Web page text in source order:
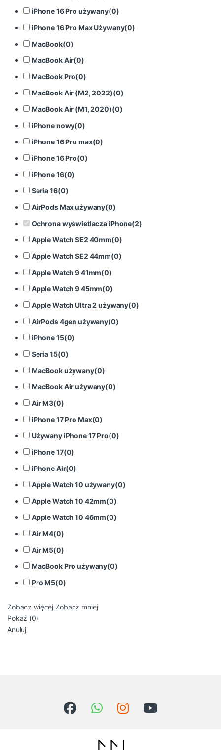
iPhone 16 Pro używany(0)
iPhone 16 Pro Max Używany(0)
MacBook(0)
MacBook Air(0)
MacBook Pro(0)
MacBook Air (M2, 2022)(0)
MacBook Air (M1, 2020)(0)
iPhone nowy(0)
iPhone 16 Pro max(0)
iPhone 16 Pro(0)
iPhone 16(0)
Seria 16(0)
AirPods Max używany(0)
Ochrona wyświetlacza iPhone(2)
Apple Watch SE2 40mm(0)
Apple Watch SE2 44mm(0)
Apple Watch 9 41mm(0)
Apple Watch 9 45mm(0)
Apple Watch Ultra 2 używany(0)
AirPods 4gen używany(0)
iPhone 15(0)
Seria 15(0)
MacBook używany(0)
MacBook Air używany(0)
Air M3(0)
iPhone 17 Pro Max(0)
Używany iPhone 17 Pro(0)
iPhone 17(0)
iPhone Air(0)
Apple Watch 10 używany(0)
Apple Watch 10 42mm(0)
Apple Watch 10 46mm(0)
Air M4(0)
Air M5(0)
MacBook Pro używany(0)
Pro M5(0)
Zobacz więcej Zobacz mniej
Pokaż (0)
Anuluj